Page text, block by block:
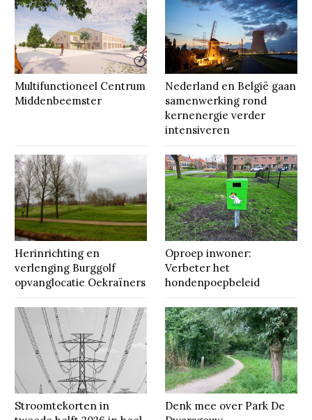
Multifunctioneel Centrum
Middenbeemster
Nederland en België gaan
samenwerking rond
kernenergie verder
intensiveren
Herinrichting en
verlenging Burggolf
opvanglocatie Oekraïners
Oproep inwoner:
Verbeter het
hondenpoepbeleid
Stroomtekorten in
Denk mee over Park De